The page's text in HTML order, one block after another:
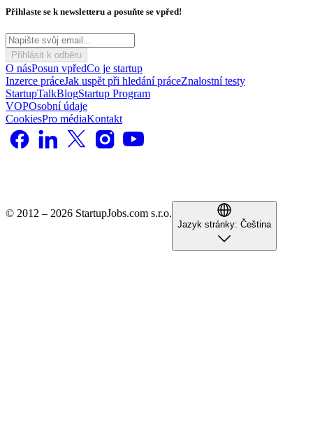
Přihlaste se k newsletteru a posuňte se vpřed!
Přihlásit k odběru
O násPosun vpředCo je startup
Inzerce práceJak uspět při hledání práceZnalostní testy
StartupTalkBlogStartup Program
VOPOsobní údaje
CookiesPro médiaKontakt
© 2012 – 2026 StartupJobs.com s.r.o.
Jazyk stránky: Čeština